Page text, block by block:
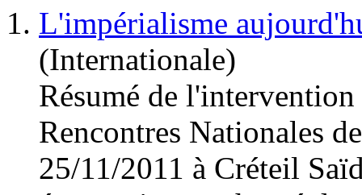
1. L'impérialisme
(Internationale)
Résumé de
Rencontres Nationales
25/11/2011 à Créteil